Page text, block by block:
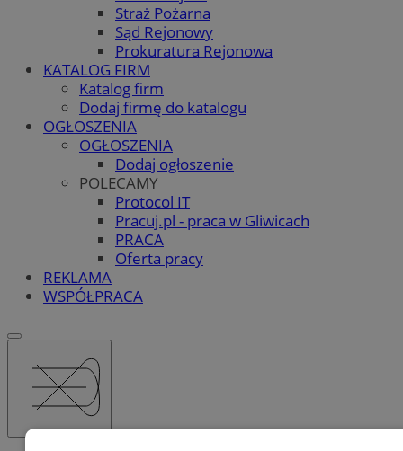
Straż Pożarna
Sąd Rejonowy
Prokuratura Rejonowa
KATALOG FIRM
Katalog firm
Dodaj firmę do katalogu
OGŁOSZENIA
OGŁOSZENIA
Dodaj ogłoszenie
POLECAMY
Protocol IT
Pracuj.pl - praca w Gliwicach
PRACA
Oferta pracy
REKLAMA
WSPÓŁPRACA